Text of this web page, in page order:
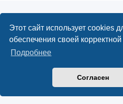
Этот сайт использует cookies
обеспечения своей
Подробнее
Согласен